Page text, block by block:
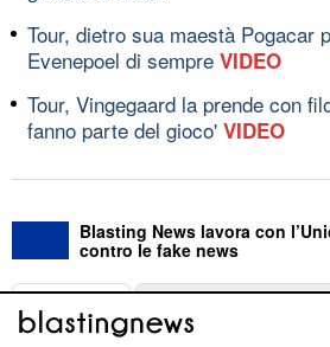
Tour, dietro sua maestà Pogacar
Evenepoel di sempre VIDEO
Tour, Vingegaard la prende con
fanno parte del gioco' VIDEO
Blasting News lavora con
contro le fake news
ABOUT